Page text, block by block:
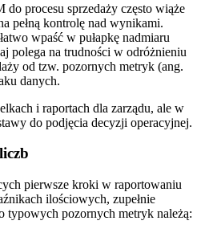
procesu sprzedaży często wiąże
pełną kontrolę nad wynikami.
wpaść w pułapkę nadmiaru
polega na trudności w odróżnieniu
od tzw. pozornych metryk (ang.
danych.
i raportach dla zarządu, ale w
do podjęcia decyzji operacyjnej.
pierwsze kroki w raportowaniu
ilościowych, zupełnie
typowych pozornych metryk należą: